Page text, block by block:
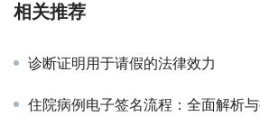
相关推荐
诊断证明用于请假的法律效力
住院病例电子签名流程：全面解析